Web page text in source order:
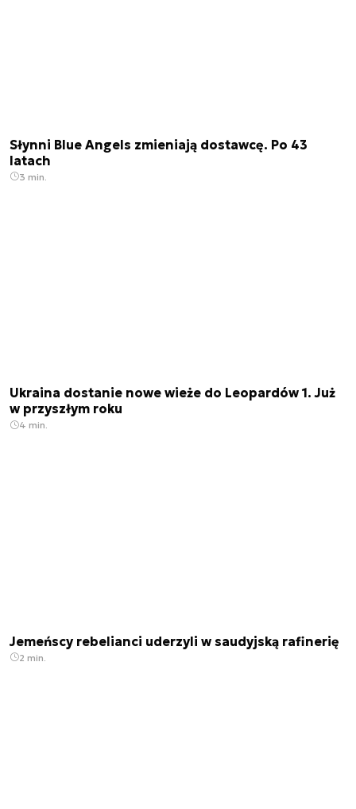
Słynni Blue Angels zmieniają dostawcę. Po 43
latach
3 min.
Ukraina dostanie nowe wieże do Leopardów 1. Już
w przyszłym roku
4 min.
Jemeńscy rebelianci uderzyli w saudyjską rafinerię
2 min.